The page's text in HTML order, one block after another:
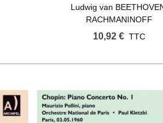
Ludwig van
RACHMANINOFF
10,92 € TTC